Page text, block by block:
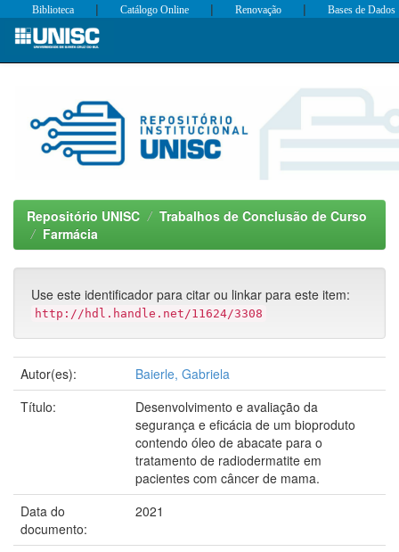
Skip
Biblioteca | Catálogo Online | Renovação | Bases de Dados
Repositório UNISC
Trabalhos de Conclusão de Curso
Farmácia
Use este identificador para citar ou linkar para este item:
http://hdl.handle.net/11624/3308
Autor(es):
Baierle, Gabriela
Título:
Desenvolvimento e avaliação da
segurança e eficácia de um bioproduto
contendo óleo de abacate para o
tratamento de radiodermatite em
pacientes com câncer de mama.
Data do
documento:
2021